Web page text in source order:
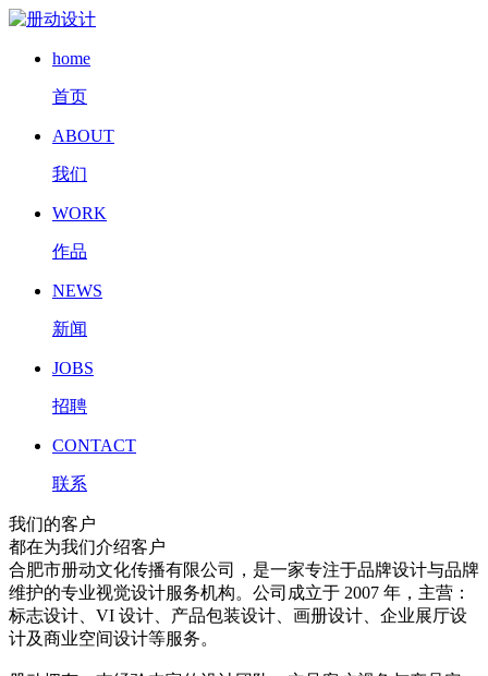
home
首页
ABOUT
我们
WORK
作品
NEWS
新闻
JOBS
招聘
CONTACT
联系
我们的客户
都在为我们介绍客户
合肥市册动文化传播有限公司，是一家专注于品牌设计与品牌
维护的专业视觉设计服务机构。公司成立于 2007 年，主营：
标志设计、VI 设计、产品包装设计、画册设计、企业展厅设
计及商业空间设计等服务。